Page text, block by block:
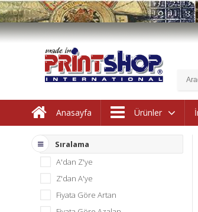
Anasayfa Ürünler
Sıralama
A'dan Z'ye
Z'dan A'ye
Fiyata Göre Artan